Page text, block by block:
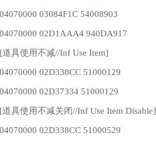
03084F1C 54008903
02D1AAA4 940DA917
使用不减//Inf Use Item]
02D338CC 51000129
02D37334 51000129
使用不减关闭//Inf Use Item Disable]
02D338CC 51000529